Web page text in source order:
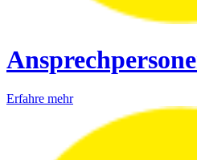
Erfahre mehr